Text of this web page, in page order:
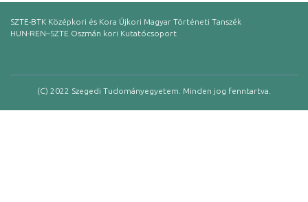
SZTE-BTK Középkori és Kora Újkori Magyar Történeti Tanszék
HUN-REN–SZTE Oszmán kori Kutatócsoport
(C) 2022 Szegedi Tudományegyetem. Minden jog fenntartva.